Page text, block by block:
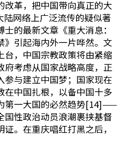
改革，把中国带向真正的大
网络上广泛流传的疑似著
的最新文章《重大消息：
》引起海内外一片哗然。文
台，中国宗教政策将由紧缩
府考虑从国家战略高度，正
参与建立中国梦；国家现在
在中国扎根，以备中国十多
第一大国的必然趋势[14]——
国性政治动员浪潮裹挟基督
。在重庆唱红打黑之后，